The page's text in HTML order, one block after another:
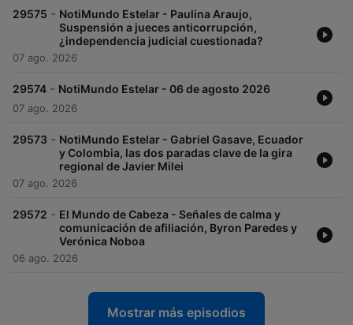
29575 - NotiMundo Estelar - Paulina Araujo,
Suspensión a jueces anticorrupción,
¿independencia judicial cuestionada?
07 ago. 2026
29574 - NotiMundo Estelar - 06 de agosto 2026
07 ago. 2026
29573 - NotiMundo Estelar - Gabriel Gasave, Ecuador
y Colombia, las dos paradas clave de la gira
regional de Javier Milei
07 ago. 2026
29572 - El Mundo de Cabeza - Señales de calma y
comunicación de afiliación, Byron Paredes y
Verónica Noboa
06 ago. 2026
Mostrar más episodios